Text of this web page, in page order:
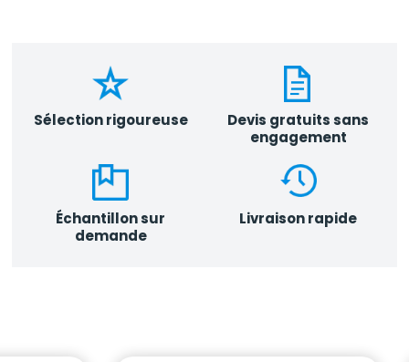
Sélection rigoureuse
Devis gratuits sans
engagement
Échantillon sur
demande
Livraison rapide